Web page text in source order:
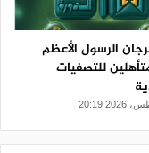
الرسول الأعظم
للتصفيات